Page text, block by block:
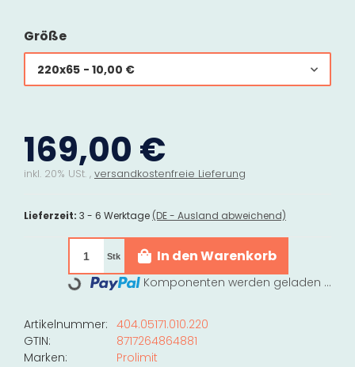
Größe
220x65 - 10,00 €
169,00 €
inkl. 20% USt. , versandkostenfreie Lieferung
Lieferzeit: 3 - 6 Werktage (DE - Ausland abweichend)
Stk In den Warenkorb
Loading... Komponenten werden geladen ...
Artikelnummer: 404.05171.010.220
GTIN:
8717264864881
Marken:
Prolimit